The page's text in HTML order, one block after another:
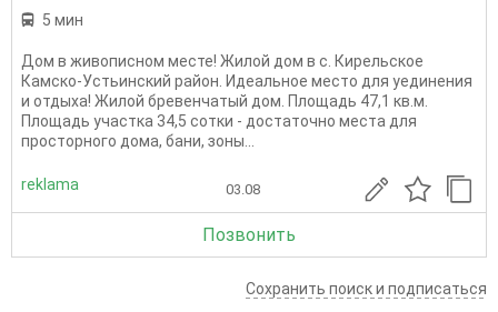
5 мин
Дом в живописном месте! Жилой дом в с. Кирельское
Камско-Устьинский район. Идеальное место для уединения
и отдыха! Жилой бревенчатый дом. Площадь 47,1 кв.м.
Площадь участка 34,5 сотки - достаточно места для
просторного дома, бани, зоны...
reklama 03.08
Позвонить
Сохранить поиск и подписаться